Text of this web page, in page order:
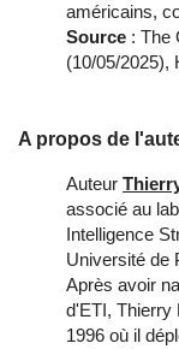
américains,
Source : The
(10/05/2025),
A propos de
Auteur
associé au
Intelligence
Université de
Après avoir
d'ETI, Thierry
1996 où il